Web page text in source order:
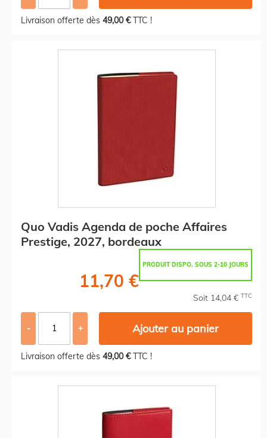
Livraison offerte dès 49,00 €TTC !
Quo Vadis Agenda de poche Affaires
Prestige, 2027, bordeaux
PRODUIT DISPO. SOUS 2-10 JOURS
11,70 €
Soit 14,04 € TTC
- + Ajouter au panier
Livraison offerte dès 49,00 €TTC !